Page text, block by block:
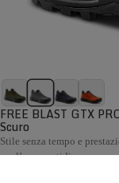
FREE BLAST GTX
Scuro
Stile senza tempo e
per l’uso quotidiano